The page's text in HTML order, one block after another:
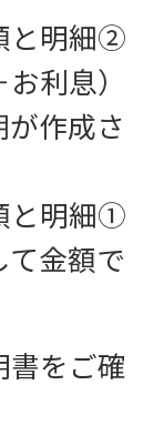
と明細②
利息）
作成さ
と明細①
て金額で
書をご確